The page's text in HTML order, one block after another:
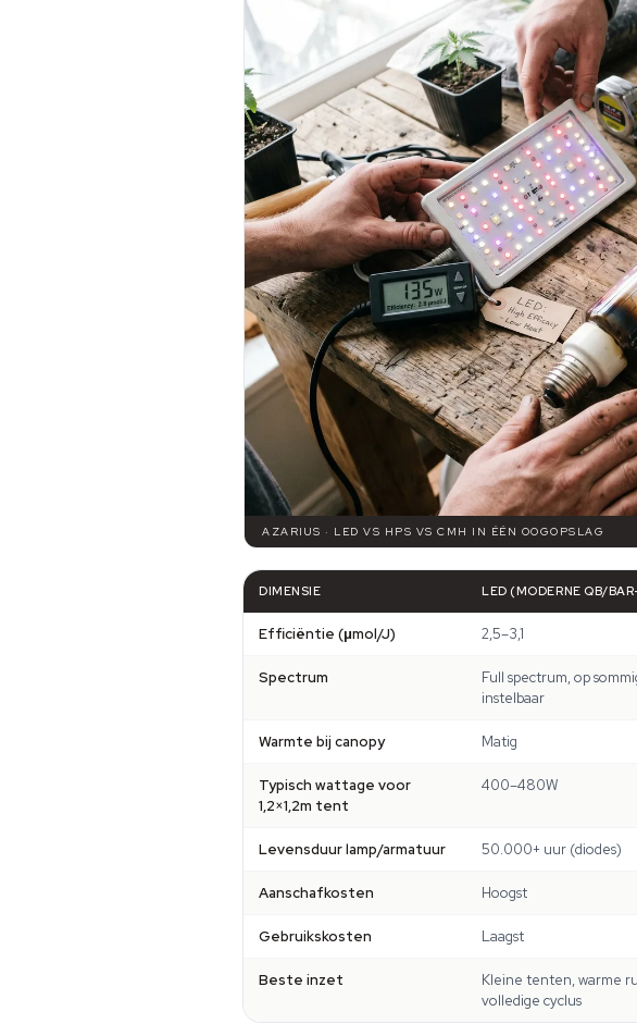
AZARIUS · LED VS HPS VS CMH IN ÉÉN OOGOPSLAG
DIMENSIE LED (MODERNE QB/
Efficiëntie (μmol/J) 2,5–3,1
Spectrum
Full spectrum, op
instelbaar
Warmte bij canopy Matig
Typisch wattage voor
1,2×1,2m tent
400–480W
Levensduur lamp/armatuur 50.000+ uur (diodes)
Aanschafkosten Hoogst
Gebruikskosten Laagst
Beste inzet
Kleine tenten, warme
volledige cyclus